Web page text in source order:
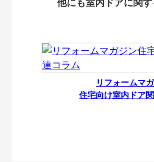
他にも室内ドアに関
リフォームマ
住宅向け室内ドア